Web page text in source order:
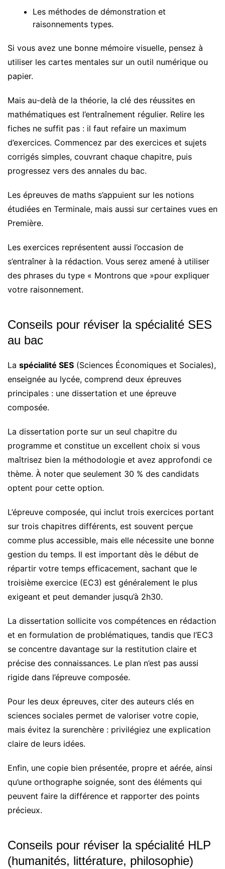
Les méthodes de démonstration et
raisonnements types.
Si vous avez une bonne mémoire visuelle, pensez à
utiliser les cartes mentales sur un outil numérique ou
papier.
Mais au-delà de la théorie, la clé des réussites en
mathématiques est l’entraînement régulier. Relire les
fiches ne suffit pas : il faut refaire un maximum
d’exercices. Commencez par des exercices et sujets
corrigés simples, couvrant chaque chapitre, puis
progressez vers des annales du bac.
Les épreuves de maths s’appuient sur les notions
étudiées en Terminale, mais aussi sur certaines vues en
Première.
Les exercices représentent aussi l’occasion de
s’entraîner à la rédaction. Vous serez amené à utiliser
des phrases du type « Montrons que »pour expliquer
votre raisonnement.
Conseils pour réviser la spécialité SES
au bac
La spécialité SES (Sciences Économiques et Sociales),
enseignée au lycée, comprend deux épreuves
principales : une dissertation et une épreuve
composée.
La dissertation porte sur un seul chapitre du
programme et constitue un excellent choix si vous
maîtrisez bien la méthodologie et avez approfondi ce
thème. À noter que seulement 30 % des candidats
optent pour cette option.
L’épreuve composée, qui inclut trois exercices portant
sur trois chapitres différents, est souvent perçue
comme plus accessible, mais elle nécessite une bonne
gestion du temps. Il est important dès le début de
répartir votre temps efficacement, sachant que le
troisième exercice (EC3) est généralement le plus
exigeant et peut demander jusqu’à 2h30.
La dissertation sollicite vos compétences en rédaction
et en formulation de problématiques, tandis que l’EC3
se concentre davantage sur la restitution claire et
précise des connaissances. Le plan n’est pas aussi
rigide dans l’épreuve composée.
Pour les deux épreuves, citer des auteurs clés en
sciences sociales permet de valoriser votre copie,
mais évitez la surenchère : privilégiez une explication
claire de leurs idées.
Enfin, une copie bien présentée, propre et aérée, ainsi
qu’une orthographe soignée, sont des éléments qui
peuvent faire la différence et rapporter des points
précieux.
Conseils pour réviser la spécialité HLP
(humanités, littérature, philosophie)